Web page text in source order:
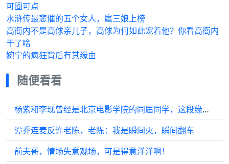
可圈可点
水浒传最悲催的五个女人，扈三娘上榜
高衙内不是高俅亲儿子，高俅为何如此宠着他？你看高衙内
干了啥
婉宁的疯狂背后有其缘由
随便看看
杨紫和李现曾经是北京电影学院的同届同学，这段缘分真是令人羡慕
谭乔连麦反诈老陈，老陈：我是瞬间火，瞬间翻车
前夫哥，情场失意观场，可是得意洋洋啊！